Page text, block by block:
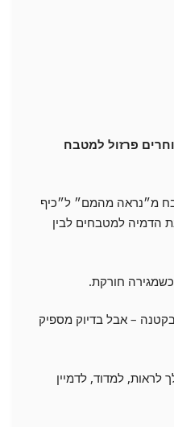
פרזול למטבח
מ״נראה מהמם״ ל״כיף
הדמיה למטבחים לבין
חורקת.
– אבל בדיוק מספיק
לראות, למדוד, לדמיין